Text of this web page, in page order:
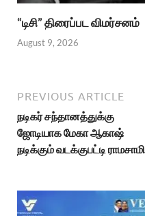
“டிசி” திரைப்பட விமர்சனம்
August 9, 2026
PREVIOUS ARTICLE
நடிகர் சந்தானத்துக்கு
ஜோடியாக மேகா ஆகாஷ்
நடிக்கும் வடக்குபட்டி ராமசாமி